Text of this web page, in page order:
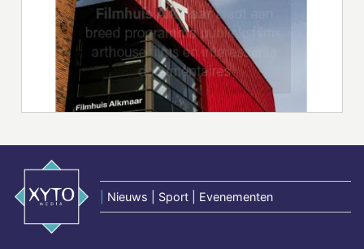
Nieuws | Sport | Evenementen